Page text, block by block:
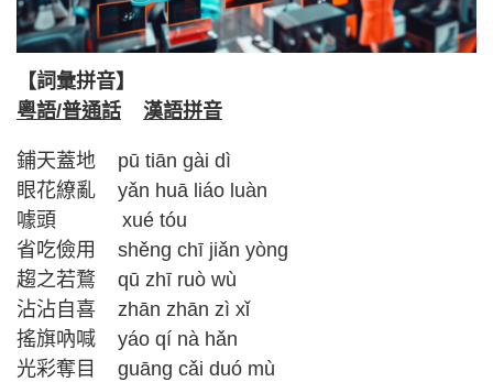
【詞彙拼音】
粵語/普通話
漢語拼音
鋪天蓋地 pū tiān gài dì
眼花繚亂 yǎn huā liáo luàn
噱頭 xué tóu
省吃儉用 shěng chī jiǎn yòng
趨之若鶩 qū zhī ruò wù
沾沾自喜 zhān zhān zì xǐ
搖旗吶喊 yáo qí nà hǎn
光彩奪目 guāng cǎi duó mù